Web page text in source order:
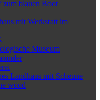
zum blauen Boot
mit Werkstatt im
Museum
Landhaus mit Scheune
wood